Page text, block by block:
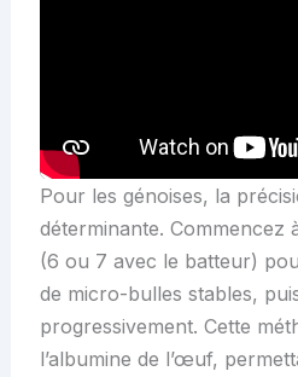
Pour les génoises, la
déterminante. Commencez
(6 ou 7 avec le batteur)
de micro-bulles stables,
progressivement. Cette
l’albumine de l’œuf,